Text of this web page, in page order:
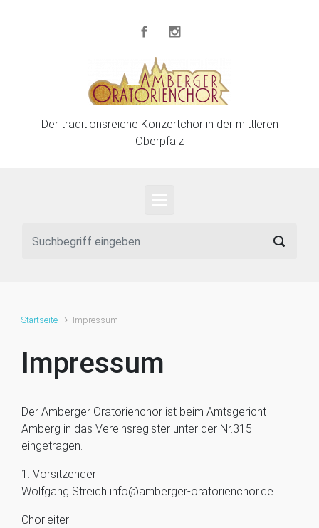
Der traditionsreiche Konzertchor in der mittleren
Oberpfalz
Startseite Impressum
Impressum
Der Amberger Oratorienchor ist beim Amtsgericht
Amberg in das Vereinsregister unter der Nr.315
eingetragen.
1. Vorsitzender
Wolfgang Streich info@amberger-oratorienchor.de
Chorleiter